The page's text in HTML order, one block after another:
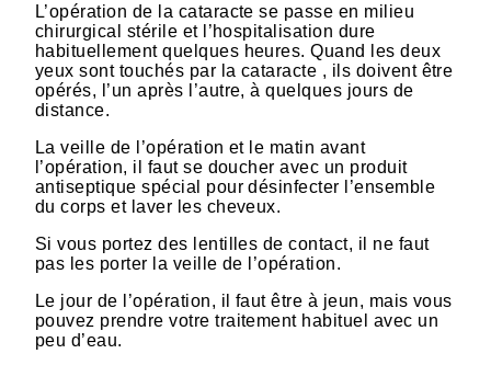
L’opération de la cataracte se passe en milieu
chirurgical stérile et l’hospitalisation dure
habituellement quelques heures. Quand les deux
yeux sont touchés par la cataracte , ils doivent être
opérés, l’un après l’autre, à quelques jours de
distance.
La veille de l’opération et le matin avant
l’opération, il faut se doucher avec un produit
antiseptique spécial pour désinfecter l’ensemble
du corps et laver les cheveux.
Si vous portez des lentilles de contact, il ne faut
pas les porter la veille de l’opération.
Le jour de l’opération, il faut être à jeun, mais vous
pouvez prendre votre traitement habituel avec un
peu d’eau.